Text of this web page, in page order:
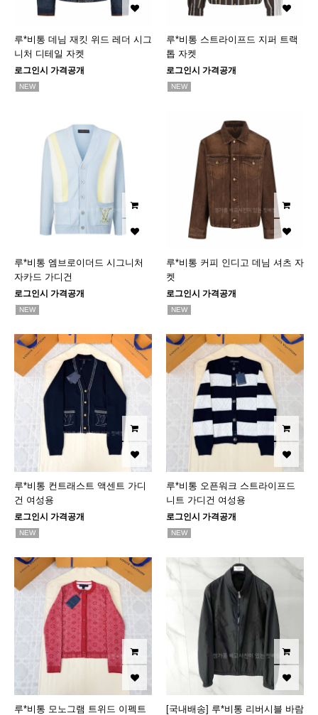
루*비통 데님 재킷 위드 레더 시그
니처 디테일 자켓
로그인시 가격공개
NEW
루*비통 스트라이프드 지퍼 트랙
톱 자켓
로그인시 가격공개
NEW
루*비통 엠브로이더드 시그니처
자카드 가디건
로그인시 가격공개
NEW
루*비통 커피 인디고 데님 셔츠 자
켓
로그인시 가격공개
NEW
루*비통 컨트래스트 액센트 가디
건 여성용
로그인시 가격공개
NEW
루*비통 오픈워크 스트라이프드
니트 가디건 여성용
로그인시 가격공개
NEW
루*비통 모노그램 트위드 이펙트
[국내배송] 루*비통 리버시블 바람